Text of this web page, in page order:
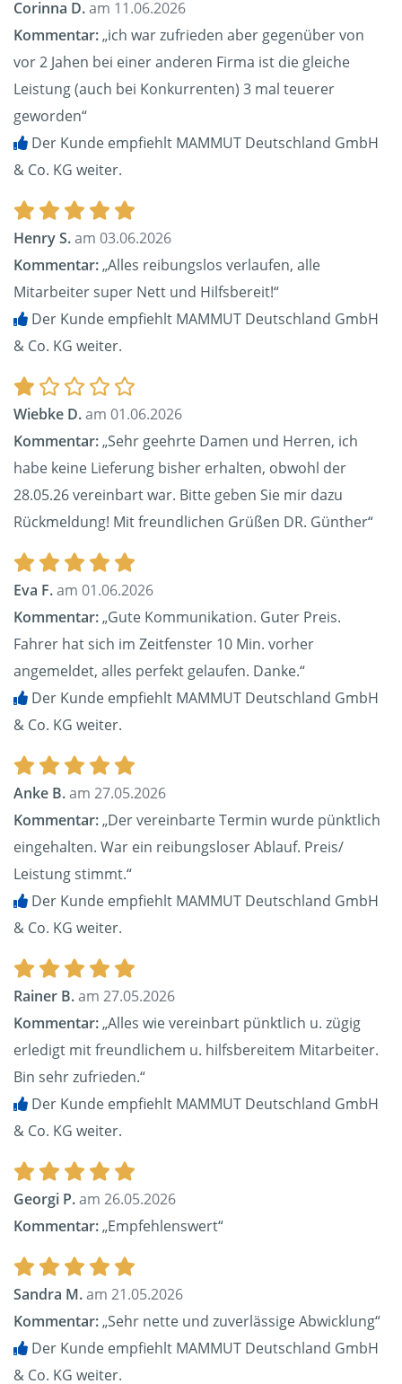
Corinna D.am 11.06.2026
Kommentar:„ich war zufrieden aber gegenüber von
vor 2 Jahen bei einer anderen Firma ist die gleiche
Leistung (auch bei Konkurrenten) 3 mal teuerer
geworden“
Der Kunde empfiehlt MAMMUT Deutschland GmbH
& Co. KG weiter.
Henry S.am 03.06.2026
Kommentar:„Alles reibungslos verlaufen, alle
Mitarbeiter super Nett und Hilfsbereit!“
Der Kunde empfiehlt MAMMUT Deutschland GmbH
& Co. KG weiter.
Wiebke D.am 01.06.2026
Kommentar:„Sehr geehrte Damen und Herren, ich
habe keine Lieferung bisher erhalten, obwohl der
28.05.26 vereinbart war. Bitte geben Sie mir dazu
Rückmeldung! Mit freundlichen Grüßen DR. Günther“
Eva F.am 01.06.2026
Kommentar:„Gute Kommunikation. Guter Preis.
Fahrer hat sich im Zeitfenster 10 Min. vorher
angemeldet, alles perfekt gelaufen. Danke.“
Der Kunde empfiehlt MAMMUT Deutschland GmbH
& Co. KG weiter.
Anke B.am 27.05.2026
Kommentar:„Der vereinbarte Termin wurde pünktlich
eingehalten. War ein reibungsloser Ablauf. Preis/
Leistung stimmt.“
Der Kunde empfiehlt MAMMUT Deutschland GmbH
& Co. KG weiter.
Rainer B.am 27.05.2026
Kommentar:„Alles wie vereinbart pünktlich u. zügig
erledigt mit freundlichem u. hilfsbereitem Mitarbeiter.
Bin sehr zufrieden.“
Der Kunde empfiehlt MAMMUT Deutschland GmbH
& Co. KG weiter.
Georgi P.am 26.05.2026
Kommentar:„Empfehlenswert“
Sandra M.am 21.05.2026
Kommentar:„Sehr nette und zuverlässige Abwicklung“
Der Kunde empfiehlt MAMMUT Deutschland GmbH
& Co. KG weiter.